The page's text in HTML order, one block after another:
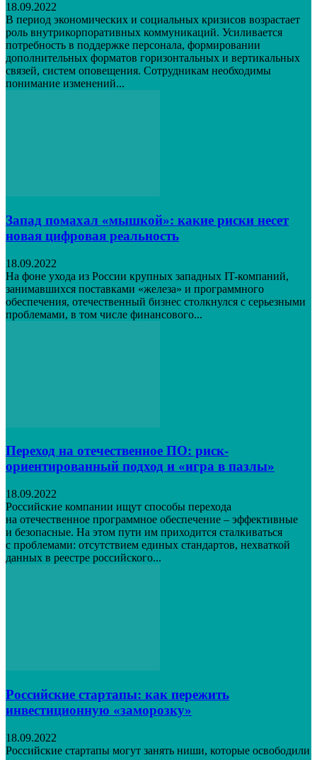
18.09.2022
В период экономических и социальных кризисов возрастает
роль внутрикорпоративных коммуникаций. Усиливается
потребность в поддержке персонала, формировании
дополнительных форматов горизонтальных и вертикальных
связей, систем оповещения. Сотрудникам необходимы
понимание изменений...
Запад помахал «мышкой»: какие риски несет
новая цифровая реальность
18.09.2022
На фоне ухода из России крупных западных IT-компаний,
занимавшихся поставками «железа» и программного
обеспечения, отечественный бизнес столкнулся с серьезными
проблемами, в том числе финансового...
Переход на отечественное ПО: риск-
ориентированный подход и «игра в пазлы»
18.09.2022
Российские компании ищут способы перехода
на отечественное программное обеспечение – эффективные
и безопасные. На этом пути им приходится сталкиваться
с проблемами: отсутствием единых стандартов, нехваткой
данных в реестре российского...
Российские стартапы: как пережить
инвестиционную «заморозку»
18.09.2022
Российские стартапы могут занять ниши, которые освободили